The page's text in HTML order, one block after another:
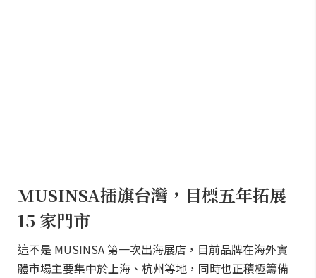
MUSINSA插旗台灣，目標五年拓展
15 家門市
這不是 MUSINSA 第一次出海展店，目前品牌在海外實
體市場主要集中於上海、杭州等地，同時也正積極籌備